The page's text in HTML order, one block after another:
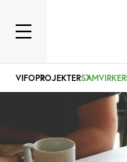
VIFOPROJEKTER